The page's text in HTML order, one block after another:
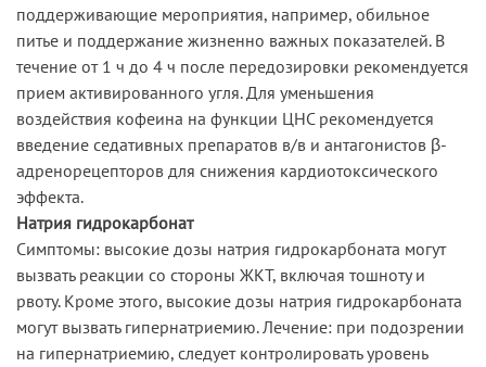
поддерживающие мероприятия, например, обильное
питье и поддержание жизненно важных показателей. В
течение от 1 ч до 4 ч после передозировки рекомендуется
прием активированного угля. Для уменьшения
воздействия кофеина на функции ЦНС рекомендуется
введение седативных препаратов в/в и антагонистов β-
адренорецепторов для снижения кардиотоксического
эффекта.
Натрия гидрокарбонат
Симптомы: высокие дозы натрия гидрокарбоната могут
вызвать реакции со стороны ЖКТ, включая тошноту и
рвоту. Кроме этого, высокие дозы натрия гидрокарбоната
могут вызвать гипернатриемию. Лечение: при подозрении
на гипернатриемию, следует контролировать уровень